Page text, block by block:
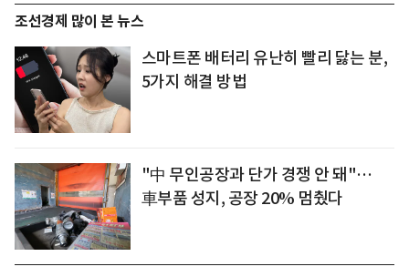
조선경제 많이 본 뉴스
스마트폰 배터리 유난히 빨리 닳는 분,
5가지 해결 방법
"中 무인공장과 단가 경쟁 안 돼"…
車부품 성지, 공장 20% 멈췄다